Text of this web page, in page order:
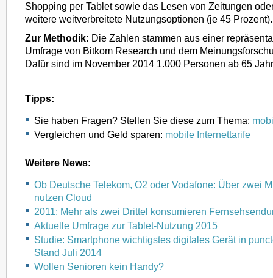
Shopping per Tablet sowie das Lesen von Zeitungen
weitere weitverbreitete Nutzungsoptionen (je 45 Prozent).
Zur Methodik: Die Zahlen stammen aus einer
Umfrage von Bitkom Research und dem
Dafür sind im November 2014 1.000 Personen ab 65
Tipps:
Sie haben Fragen? Stellen Sie diese zum Thema:
Vergleichen und Geld sparen: mobile Internettarife
Weitere News:
Ob Deutsche Telekom, O2 oder Vodafone: Über zwei
nutzen Cloud
2011: Mehr als zwei Drittel konsumieren
Aktuelle Umfrage zur Tablet-Nutzung 2015
Studie: Smartphone wichtigstes digitales Gerät in
Stand Juli 2014
Wollen Senioren kein Handy?